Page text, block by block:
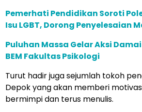
Pemerhati Pendidikan Soroti
Isu LGBT, Dorong Penyelesaian
Puluhan Massa Gelar Aksi
BEM Fakultas Psikologi
Turut hadir juga sejumlah tokoh
Depok yang akan memberi
bermimpi dan terus menulis.